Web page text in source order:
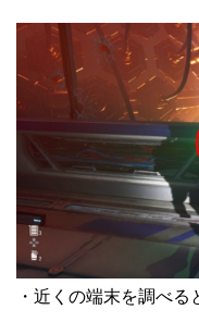
・近くの端末を調べ